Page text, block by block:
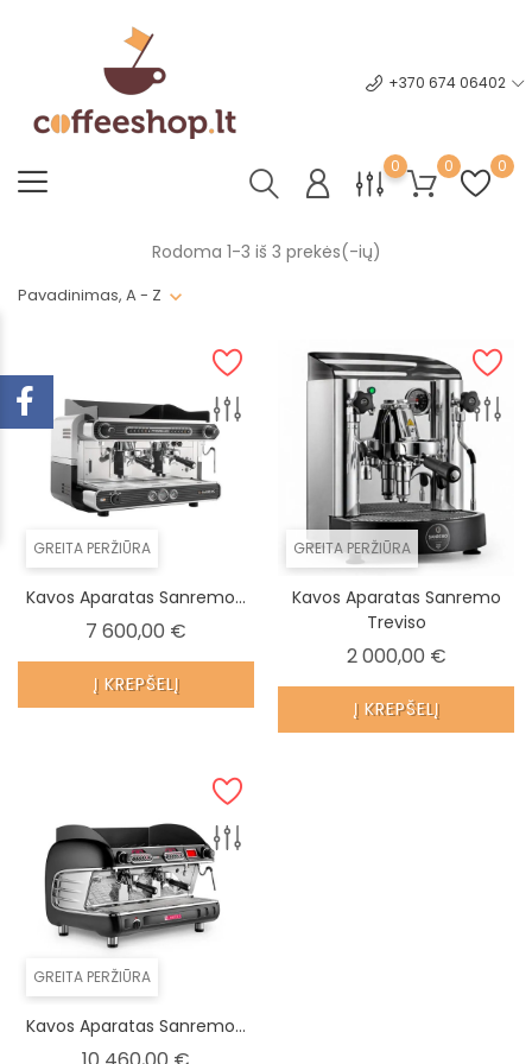
+370 674 06402
0 0 0
Pavadinimas, A - Z
Rodoma 1-3 iš 3 prekės(-ių)
GREITA PERŽIŪRA
Kavos Aparatas Sanremo...
7 600,00 €
Į KREPŠELĮ
GREITA PERŽIŪRA
Kavos Aparatas Sanremo
Treviso
2 000,00 €Kaina
Į KREPŠELĮ
GREITA PERŽIŪRA
Kavos Aparatas Sanremo...